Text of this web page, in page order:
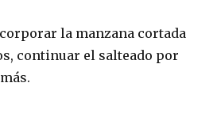
la manzana cortada
continuar el salteado por